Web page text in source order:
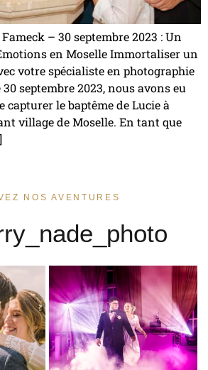
– 30 septembre 2023 : Un
en Moselle Immortaliser un
votre spécialiste en photographie
septembre 2023, nous avons eu
capturer le baptême de Lucie à
village de Moselle. En tant que
NOS AVENTURES